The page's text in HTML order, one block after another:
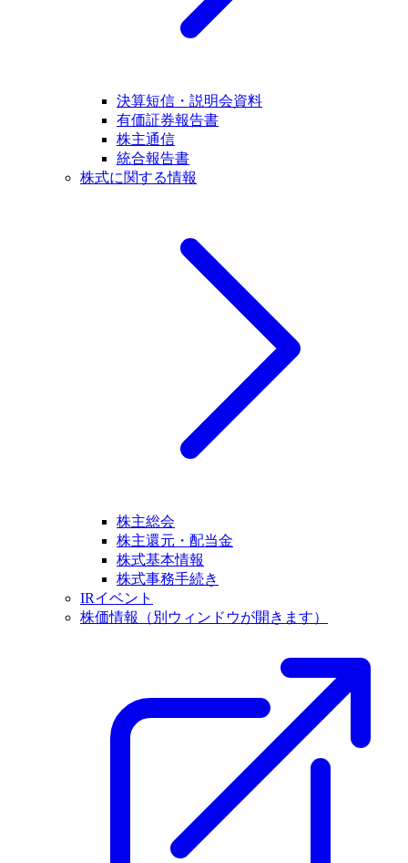
決算短信・説明会資料
有価証券報告書
株主通信
統合報告書
株式に関する情報
株主総会
株主還元・配当金
株式基本情報
株式事務手続き
IRイベント
株価情報
（別ウィンドウが開きます）